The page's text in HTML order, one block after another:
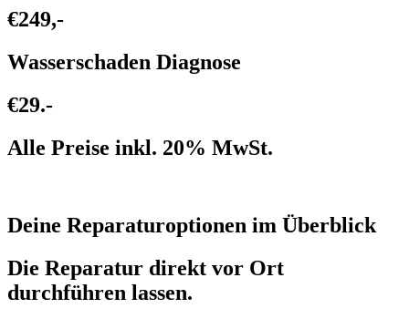
€249,-
Wasserschaden Diagnose
€29.-
Alle Preise inkl. 20% MwSt.
Deine Reparaturoptionen im Überblick
Die Reparatur direkt vor Ort
durchführen lassen.